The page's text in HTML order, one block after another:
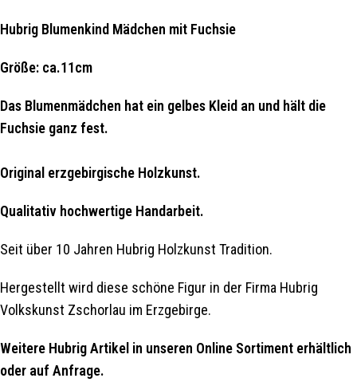
Hubrig Blumenkind Mädchen mit Fuchsie
Größe: ca.11cm
Das Blumenmädchen hat ein gelbes Kleid an und hält die
Fuchsie ganz fest.
Original erzgebirgische Holzkunst.
Qualitativ hochwertige Handarbeit.
Seit über 10 Jahren Hubrig Holzkunst Tradition.
Hergestellt wird diese schöne Figur in der Firma Hubrig
Volkskunst Zschorlau im Erzgebirge.
Weitere Hubrig Artikel in unseren Online Sortiment erhältlich
oder auf Anfrage.